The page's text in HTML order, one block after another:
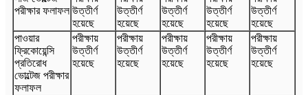
পরীক্ষার ফলাফল উত্তীর্ণ
হয়েছে
উত্তীর্ণ
হয়েছে
উত্তীর্ণ
হয়েছে
উত্তীর্ণ
হয়েছে
উত্তীর্ণ
হয়েছে
পাওয়ার
ফ্রিকোয়েন্সি
প্রতিরোধ
ভোল্টেজ পরীক্ষার
ফলাফল
পরীক্ষায়
উত্তীর্ণ
হয়েছে
পরীক্ষায়
উত্তীর্ণ
হয়েছে
পরীক্ষায়
উত্তীর্ণ
হয়েছে
পরীক্ষায়
উত্তীর্ণ
হয়েছে
পরীক্ষায়
উত্তীর্ণ
হয়েছে